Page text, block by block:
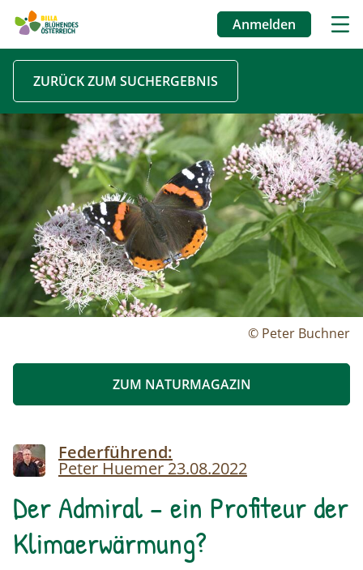
Direkt
zum
Inhalt
Benutzermenü
Anmelden
ZURÜCK ZUM SUCHERGEBNIS
Image
© Peter Buchner
ZUM NATURMAGAZIN
ImageFederführend:
Peter Huemer 23.08.2022
Der Admiral – ein Profiteur der
Klimaerwärmung?